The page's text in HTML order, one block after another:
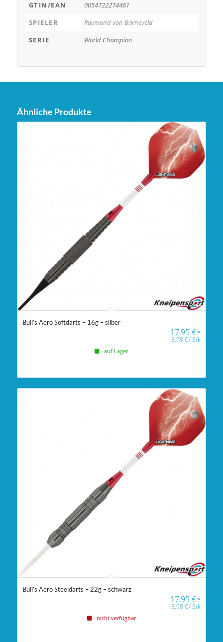
GTIN/EAN
0054722274461
SPIELER
Raymond van Barneveld
SERIE
World Champion
Ähnliche Produkte
Bull’s Aero Softdarts – 16g – silber
17,95€*
5,98€/Stk
- auf Lager
Bull’s Aero Steeldarts – 22g – schwarz
17,95€*
5,98€/Stk
- nicht verfügbar